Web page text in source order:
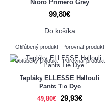
Nioro Primero Grey
99,80€
Do košíka
Obľúbený produkt Porovnať produkt
Obľúbený produkt Porovnať produkt
Tepláky ELLESSE Hallouli
Pants Tie Dye
49,80€ 29,93€